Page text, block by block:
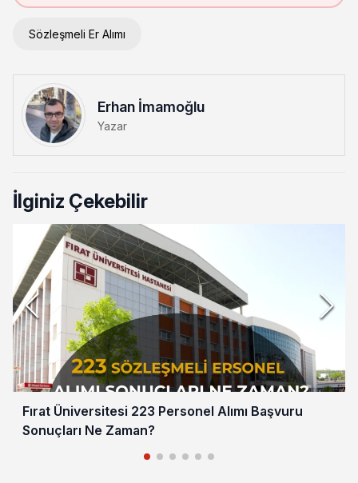
Sözleşmeli Er Alımı
Erhan İmamoğlu
Yazar
İlginiz Çekebilir
Fırat Üniversitesi 223 Personel Alımı Başvuru
Sonuçları Ne Zaman?